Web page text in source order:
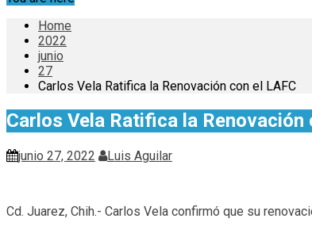
Home
2022
junio
27
Carlos Vela Ratifica la Renovación con el LAFC
Carlos Vela Ratifica la Renovación
junio 27, 2022 Luis Aguilar
Cd. Juarez, Chih.- Carlos Vela confirmó que su